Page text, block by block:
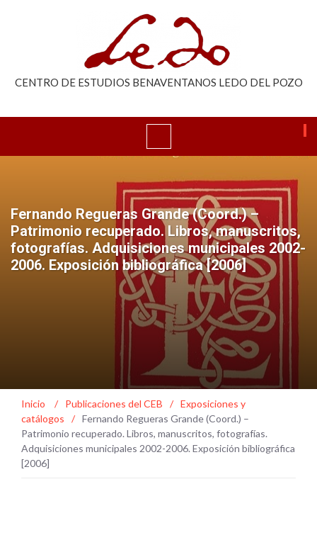
CENTRO DE ESTUDIOS BENAVENTANOS LEDO DEL POZO
Fernando Regueras Grande (Coord.) –
Patrimonio recuperado. Libros, manuscritos,
fotografías. Adquisiciones municipales 2002-
2006. Exposición bibliográfica [2006]
Inicio / Publicaciones del CEB / Exposiciones y
catálogos
/ Fernando Regueras Grande (Coord.) –
Patrimonio recuperado. Libros, manuscritos, fotografías.
Adquisiciones municipales 2002-2006. Exposición bibliográfica
[2006]